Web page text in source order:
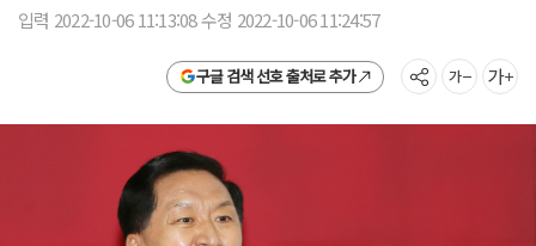
입력 2022-10-06 11:13:08 수정 2022-10-06 11:24:57
구글 검색 선호 출처로 추가